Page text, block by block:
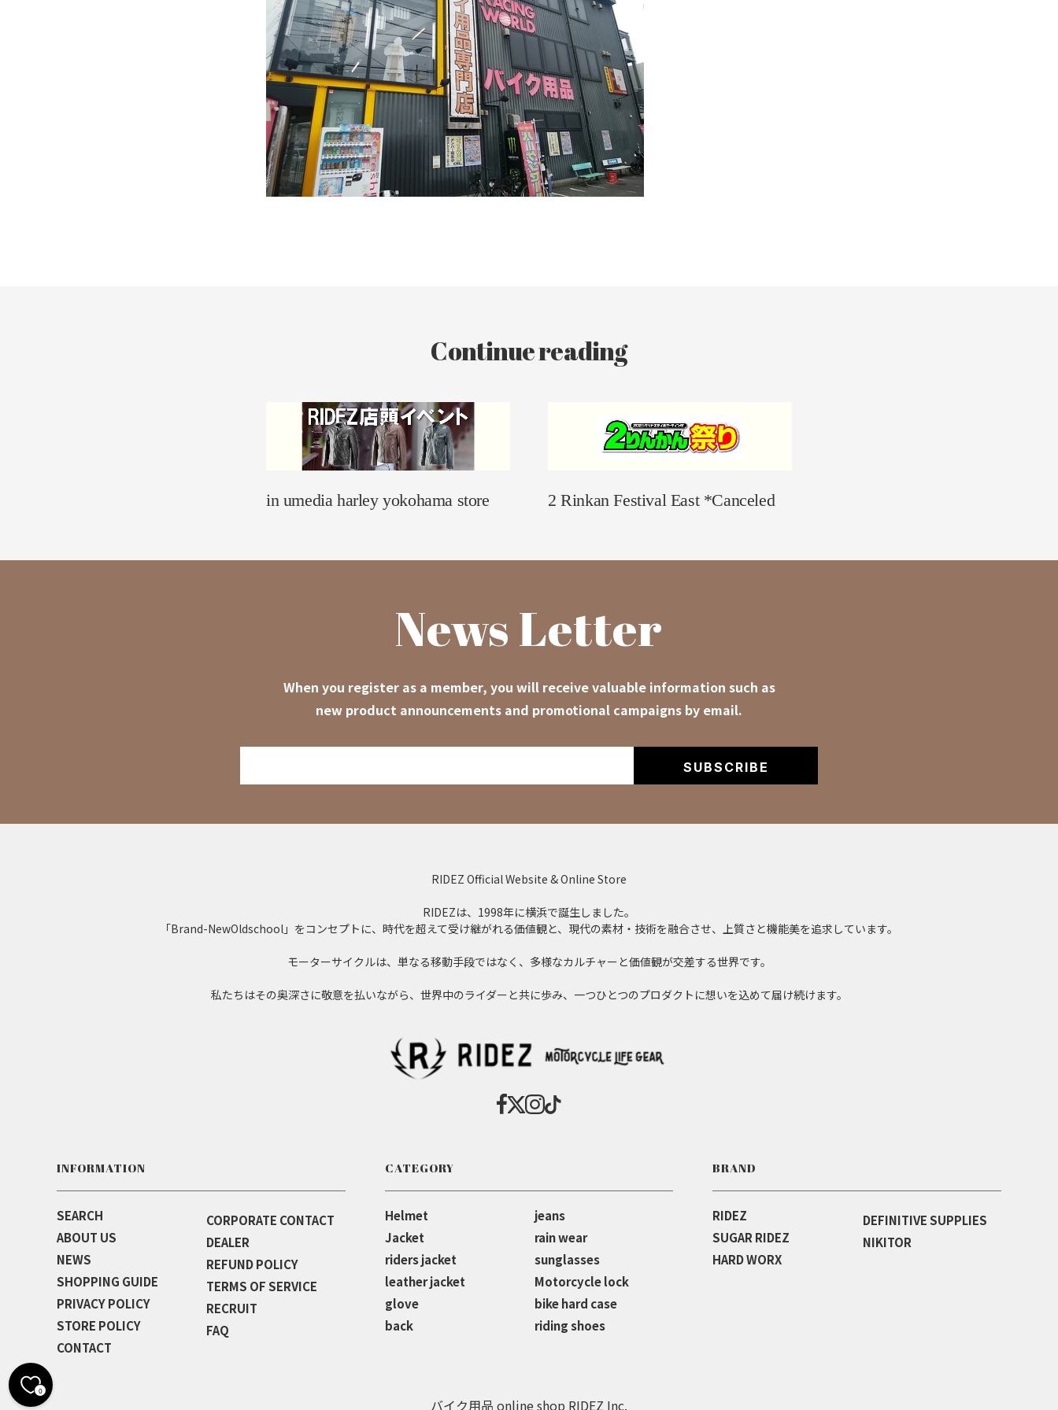
Continue reading
in umedia harley yokohama store 2 Rinkan Festival East *Canceled
News Letter
When you register as a member, you will receive valuable information such as
new product announcements and promotional campaigns by email.
SUBSCRIBE
RIDEZ Official Website & Online Store
RIDEZは、1998年に横浜で誕生しました。
「Brand-NewOldschool」をコンセプトに、時代を超えて受け継がれる価値観と、現代の素材・技術を融合させ、上質さと機能美を追求しています。
モーターサイクルは、単なる移動手段ではなく、多様なカルチャーと価値観が交差する世界です。
私たちはその奥深さに敬意を払いながら、世界中のライダーと共に歩み、一つひとつのプロダクトに想いを込めて届け続けます。
INFORMATION
SEARCH
ABOUT US
NEWS
SHOPPING GUIDE
PRIVACY POLICY
STORE POLICY
CONTACT
CORPORATE CONTACT
DEALER
REFUND POLICY
TERMS OF SERVICE
RECRUIT
FAQ
CATEGORY
Helmet
Jacket
riders jacket
leather jacket
glove
back
jeans
rain wear
sunglasses
Motorcycle lock
bike hard case
riding shoes
BRAND
RIDEZ
SUGAR RIDEZ
HARD WORX
DEFINITIVE SUPPLIES
NIKITOR
バイク用品 online shop RIDEZ Inc.
0